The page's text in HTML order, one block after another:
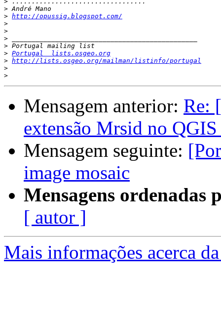
>
> http://opussig.blogspot.com/
>
>
>
>
> Portugal  lists.osgeo.org
> http://lists.osgeo.org/mailman/listinfo/portugal
>
>
Mensagem anterior: Re:
extensão Mrsid no
Mensagem seguinte:
image mosaic
Mensagens ordenadas
[ autor ]
Mais informações acerca